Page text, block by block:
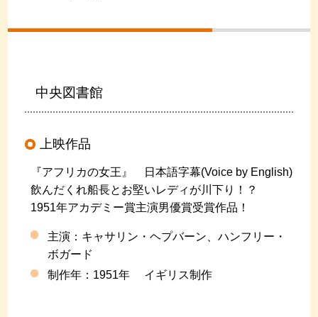
中央図書館
上映作品
『アフリカの女王』 日本語字幕(Voice by English)
飲んだくれ船長とお堅いレディが川下り！？
1951年アカデミー賞主演男優賞受賞作品！
主演：キャサリン・ヘプバーン、ハンフリー・
ボガード
制作年：1951年 イギリス制作